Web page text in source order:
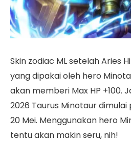
Skin zodiac ML setelah Aries
yang dipakai oleh hero
akan memberi Max HP +100.
2026 Taurus Minotaur
20 Mei. Menggunakan hero
tentu akan makin seru, nih!